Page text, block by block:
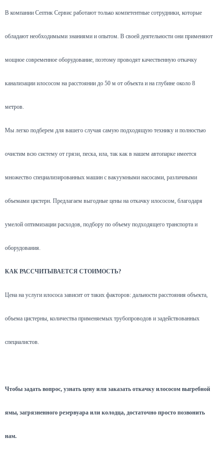
В компании Септик Сервис работают только компетентные сотрудники, которые
обладают необходимыми знаниями и опытом. В своей деятельности они применяют
мощное современное оборудование, поэтому проводят качественную откачку
канализации илососом на расстоянии до 50 м от объекта и на глубине около 8
метров.
Мы легко подберем для вашего случая самую подходящую технику и полностью
очистим всю систему от грязи, песка, ила, так как в нашем автопарке имеется
множество специализированных машин с вакуумными насосами, различными
объемами цистерн. Предлагаем выгодные цены на откачку илососом, благодаря
умелой оптимизации расходов, подбору по объему подходящего транспорта и
оборудования.
КАК РАССЧИТЫВАЕТСЯ СТОИМОСТЬ?
Цена на услуги илососа зависит от таких факторов: дальности расстояния объекта,
объема цистерны, количества применяемых трубопроводов и задействованных
специалистов.
Чтобы задать вопрос, узнать цену или заказать откачку илососом выгребной
ямы, загрязненного резервуара или колодца, достаточно просто позвонить
нам.